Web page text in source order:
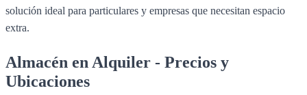
solución ideal para particulares y empresas que necesitan espacio
extra.
Almacén en Alquiler - Precios y
Ubicaciones